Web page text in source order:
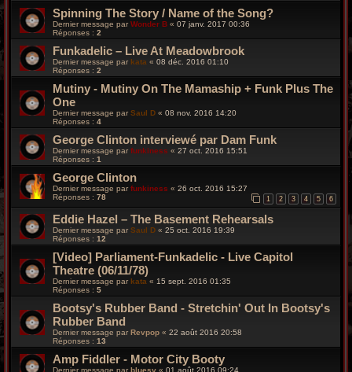
Spinning The Story / Name of the Song?
Dernier message parWonder B « 07 janv. 2017 00:36
Réponses : 2
Funkadelic – Live At Meadowbrook
Dernier message par kata « 08 déc. 2016 01:10
Réponses : 2
Mutiny - Mutiny On The Mamaship + Funk Plus The
One
Dernier message par Saul D « 08 nov. 2016 14:20
Réponses : 4
George Clinton interviewé par Dam Funk
Dernier message par funkiness « 27 oct. 2016 15:51
Réponses : 1
George Clinton
Dernier message parfunkiness « 26 oct. 2016 15:27
Réponses : 78 1 2 3 4 5 6
Eddie Hazel – The Basement Rehearsals
Dernier message par Saul D « 25 oct. 2016 19:39
Réponses : 12
[Video] Parliament-Funkadelic - Live Capitol
Theatre (06/11/78)
Dernier message par kata « 15 sept. 2016 01:35
Réponses : 5
Bootsy's Rubber Band - Stretchin' Out In Bootsy's
Rubber Band
Dernier message par Revpop « 22 août 2016 20:58
Réponses : 13
Amp Fiddler - Motor City Booty
Dernier message parbluesy « 01 août 2016 09:24